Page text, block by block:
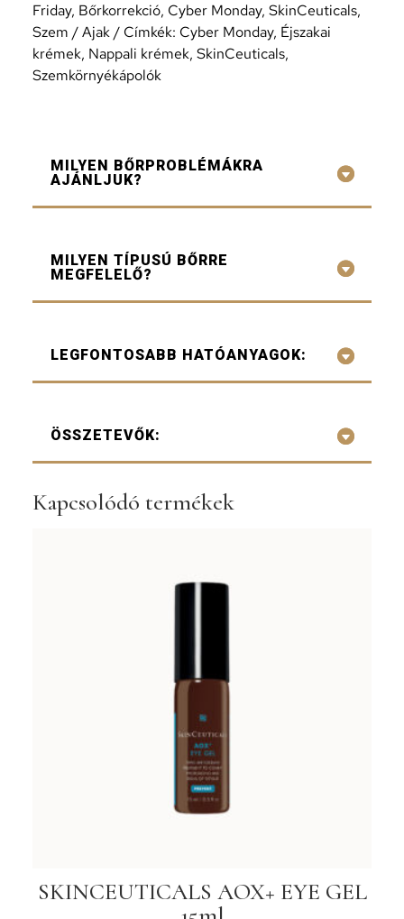
Friday, Bőrkorrekció, Cyber Monday, SkinCeuticals,
Szem / Ajak
Címkék: Cyber Monday, Éjszakai
krémek, Nappali krémek, SkinCeuticals,
Szemkörnyékápolók
MILYEN BŐRPROBLÉMÁKRA
AJÁNLJUK?
MILYEN TÍPUSÚ BŐRRE
MEGFELELŐ?
LEGFONTOSABB HATÓANYAGOK:
ÖSSZETEVŐK:
Kapcsolódó termékek
SKINCEUTICALS AOX+ EYE GEL